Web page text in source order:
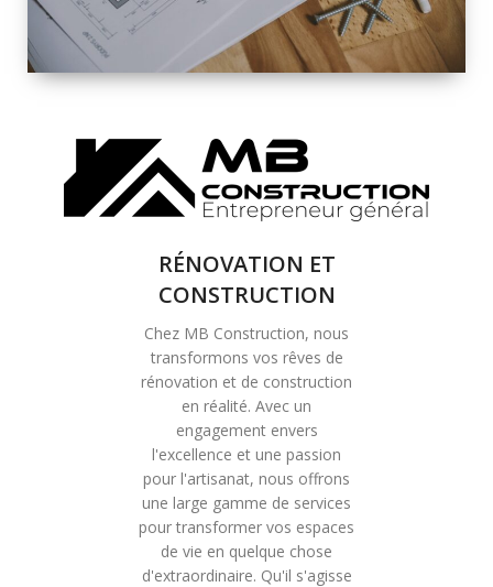
SOLUTIONS DE
RÉNOVATION
COMPLÈTE
RÉNOVATION ET
CONSTRUCTION
Chez MB Construction, nous
transformons vos rêves de
rénovation et de construction
en réalité. Avec un
engagement envers
l'excellence et une passion
pour l'artisanat, nous offrons
une large gamme de services
pour transformer vos espaces
de vie en quelque chose
d'extraordinaire. Qu'il s'agisse